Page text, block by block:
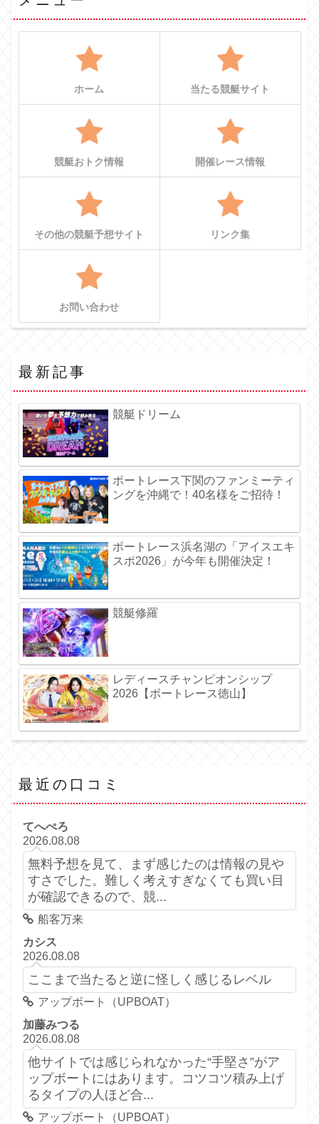
ホーム 当たる競艇サイト
競艇おトク情報 開催レース情報
その他の競艇予想サイト リンク集
お問い合わせ
最新記事
競艇ドリーム
ボートレース下関のファンミーティ
ングを沖縄で！40名様をご招待！
ボートレース浜名湖の「アイスエキ
スポ2026」が今年も開催決定！
競艇修羅
レディースチャンピオンシップ
2026【ボートレース徳山】
最近の口コミ
てへぺろ
2026.08.08
無料予想を見て、まず感じたのは情報の見や
すさでした。難しく考えすぎなくても買い目
が確認できるので、競...
船客万来
カシス
2026.08.08
ここまで当たると逆に怪しく感じるレベル
アップボート（UPBOAT）
加藤みつる
2026.08.08
他サイトでは感じられなかった“手堅さ”がア
ップボートにはあります。コツコツ積み上げ
るタイプの人ほど合...
アップボート（UPBOAT）